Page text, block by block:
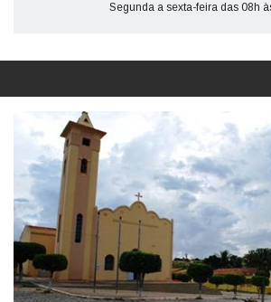
Segunda a sexta-feira das 08h